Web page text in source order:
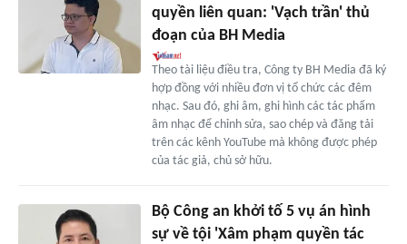
quyền liên quan: 'Vạch trần' thủ
đoạn của BH Media
Theo tài liệu điều tra, Công ty BH Media đã ký
hợp đồng với nhiều đơn vị tổ chức các đêm
nhạc. Sau đó, ghi âm, ghi hình các tác phẩm
âm nhạc để chỉnh sửa, sao chép và đăng tải
trên các kênh YouTube mà không được phép
của tác giả, chủ sở hữu.
Bộ Công an khởi tố 5 vụ án hình
sự về tội 'Xâm phạm quyền tác